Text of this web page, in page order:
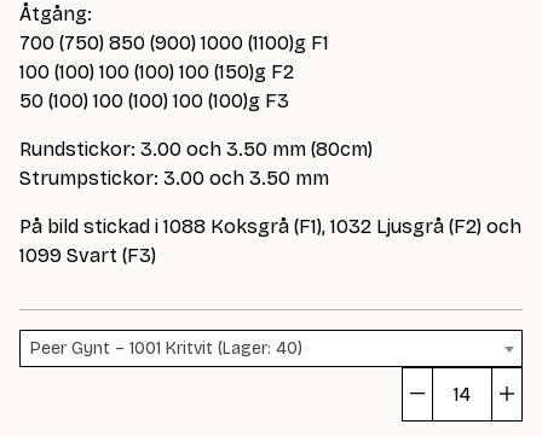
Åtgång:
700 (750) 850 (900) 1000 (1100)g F1
100 (100) 100 (100) 100 (150)g F2
50 (100) 100 (100) 100 (100)g F3
Rundstickor: 3.00 och 3.50 mm (80cm)
Strumpstickor: 3.00 och 3.50 mm
På bild stickad i 1088 Koksgrå (F1), 1032 Ljusgrå (F2) och
1099 Svart (F3)
Peer Gynt – 1001 Kritvit (Lager: 40)